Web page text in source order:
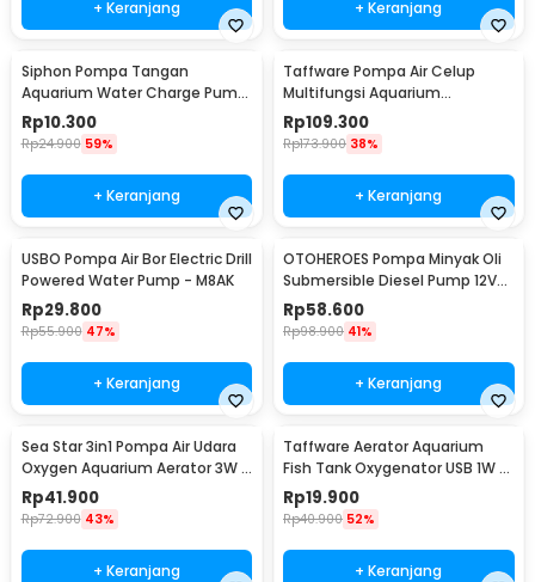
+ Keranjang + Keranjang
Siphon Pompa Tangan
Aquarium Water Charge Pump
1.7M - NC02
Rp10.300
Rp24.900 59%
+ Keranjang
Taffware Pompa Air Celup
Multifungsi Aquarium
Submersible Pump 12V 30W -
ZYW890
Rp109.300
Rp173.900 38%
+ Keranjang
USBO Pompa Air Bor Electric Drill
Powered Water Pump - M8AK
Rp29.800
Rp55.900 47%
+ Keranjang
OTOHEROES Pompa Minyak Oli
Submersible Diesel Pump 12V
51mm - BXG38
Rp58.600
Rp98.900 41%
+ Keranjang
Sea Star 3in1 Pompa Air Udara
Oxygen Aquarium Aerator 3W -
HX-1100L
Rp41.900
Rp72.900 43%
+ Keranjang
Taffware Aerator Aquarium
Fish Tank Oxygenator USB 1W -
AB479
Rp19.900
Rp40.900 52%
+ Keranjang